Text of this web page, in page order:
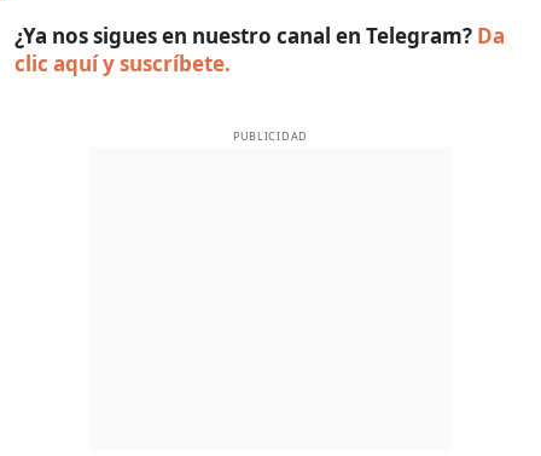
¿Ya nos sigues en nuestro canal en Telegram? Da
clic aquí y suscríbete.
PUBLICIDAD